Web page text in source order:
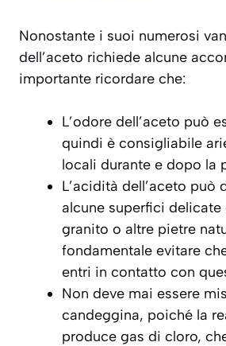
Nonostante i suoi numerosi
dell’aceto richiede alcune
importante ricordare che:
L’odore dell’aceto può
quindi è consigliabile
locali durante e dopo la
L’acidità dell’aceto può
alcune superfici delicate
granito o altre pietre
fondamentale evitare
entri in contatto con
Non deve mai essere
candeggina, poiché la
produce gas di cloro,